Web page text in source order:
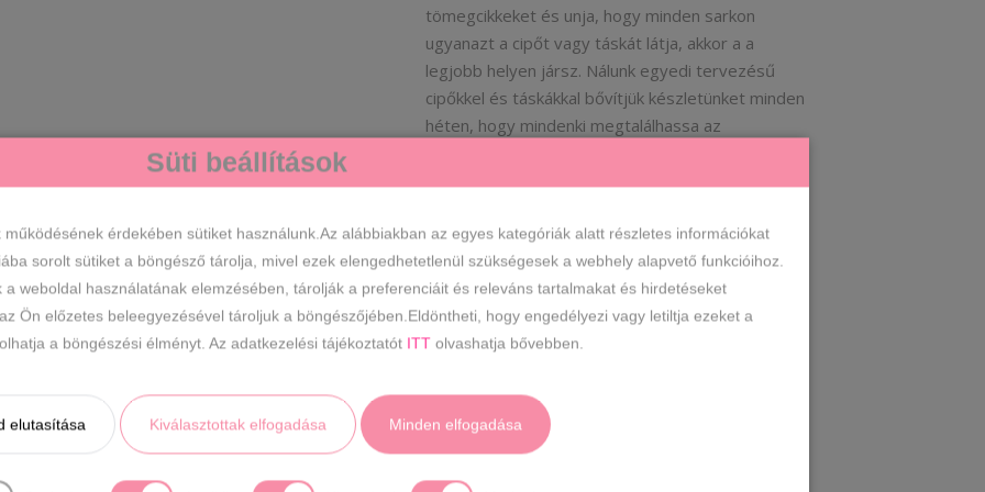
tömegcikkeket és unja, hogy minden sarkon
ugyanazt a cipőt vagy táskát látja, akkor a a
legjobb helyen jársz. Nálunk egyedi tervezésű
cipőkkel és táskákkal bővítjük készletünket minden
héten, hogy mindenki megtalálhassa az
ÉS NYERJ!!
az email címed és pörgess!
SZERENCSÉT PRÓBÁLOK!
Süti beállítások
érdekében sütiket használunk.Az alábbiakban az egyes kategóriák alatt részletes információkat
sorolt sütiket a böngésző tárolja, mivel ezek elengedhetetlenül szükségesek a webhely alapvető funkcióihoz.
weboldal használatának elemzésében, tárolják a preferenciáit és releváns tartalmakat és hirdetéseket
Ön előzetes beleegyezésével tároljuk a böngészőjében.Eldöntheti, hogy engedélyezi vagy letiltja ezeket a
a böngészési élményt. Az adatkezelési tájékoztatót ITT olvashatja bővebben.
elutasítása Kiválasztottak elfogadása Minden elfogadása